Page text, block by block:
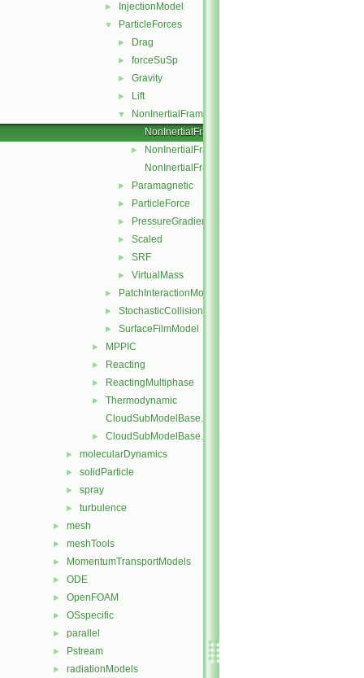
► InjectionModel
▼ ParticleForces
► Drag
► forceSuSp
► Gravity
► Lift
▼
NonInertialFrame
NonInertialFrameForce.C
►
NonInertialFrameForce.H
NonInertialFrameForceI.H
► Paramagnetic
► ParticleForce
► PressureGradient
► Scaled
► SRF
► VirtualMass
► PatchInteractionModel
► StochasticCollision
► SurfaceFilmModel
► MPPIC
► Reacting
► ReactingMultiphase
►
Thermodynamic
CloudSubModelBase.C
► CloudSubModelBase.H
► molecularDynamics
► solidParticle
► spray
► turbulence
► mesh
► meshTools
► MomentumTransportModels
► ODE
► OpenFOAM
► OSspecific
► parallel
► Pstream
► radiationModels